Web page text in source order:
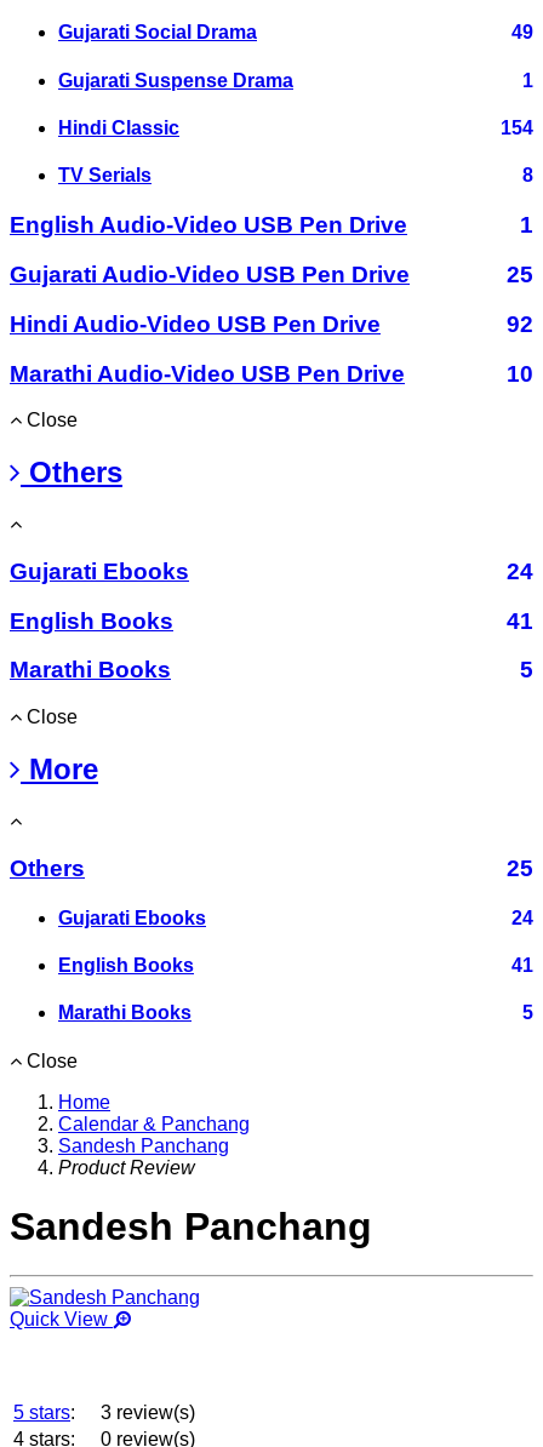
Gujarati Social Drama 49
Gujarati Suspense Drama 1
Hindi Classic 154
TV Serials 8
English Audio-Video USB Pen Drive
1
Gujarati Audio-Video USB Pen Drive
25
Hindi Audio-Video USB Pen Drive
92
Marathi Audio-Video USB Pen Drive
10
Close
Others
Gujarati Ebooks
24
English Books
41
Marathi Books
5
Close
More
Others 25
Gujarati Ebooks 24
English Books 41
Marathi Books 5
Close
Home
Calendar & Panchang
Sandesh Panchang
Product Review
Sandesh Panchang
Quick View
5 stars:
3 review(s)
4 stars:
0 review(s)